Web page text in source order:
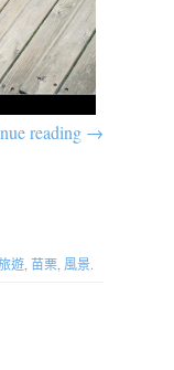
reading →
遊 苗栗 風景.